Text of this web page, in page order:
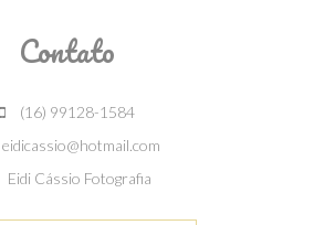
Contato
(16) 99128-1584
eidicassio@hotmail.com
Eidi Cássio Fotografia